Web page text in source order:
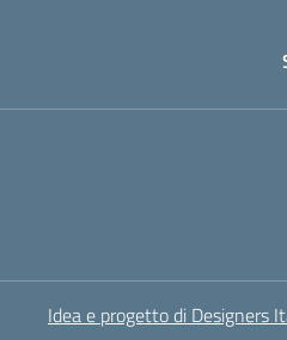
Idea e progetto di Designers